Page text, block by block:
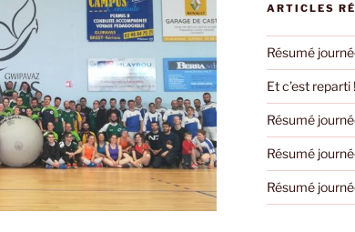
ARTICLES
Résumé
Et c’est reparti !
Résumé
Résumé
Résumé